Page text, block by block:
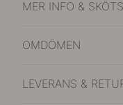
MER INFO &
OMDÖMEN
LEVERANS &